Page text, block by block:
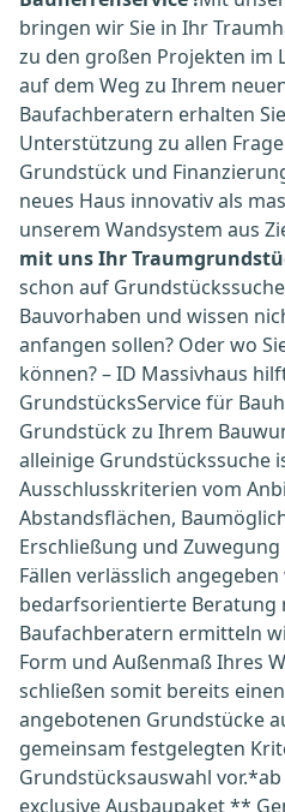
bringen wir Sie in Ihr
zu den großen Projekten im
auf dem Weg zu Ihrem
Baufachberatern erhalten
Unterstützung zu allen
Grundstück und
neues Haus innovativ als
unserem Wandsystem aus
mit uns Ihr
schon auf
Bauvorhaben und wissen
anfangen sollen? Oder wo
können? – ID Massivhaus
GrundstücksService für
Grundstück zu Ihrem
alleinige Grundstückssuche
Ausschlusskriterien vom
Abstandsflächen,
Erschließung und
Fällen verlässlich
bedarfsorientierte Beratung
Baufachberatern ermitteln
Form und Außenmaß Ihres
schließen somit bereits
angebotenen Grundstücke
gemeinsam festgelegten
Grundstücksauswahl
exclusive Ausbaupaket **